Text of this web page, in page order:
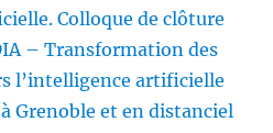
Colloque de clôture
– Transformation des
l’intelligence artificielle
Grenoble et en distanciel